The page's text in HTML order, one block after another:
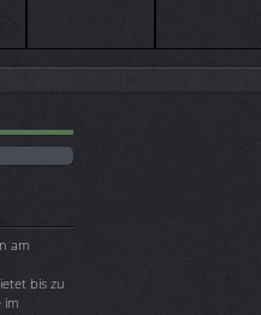
am
bis zu
im